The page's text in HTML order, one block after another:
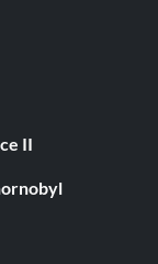
II